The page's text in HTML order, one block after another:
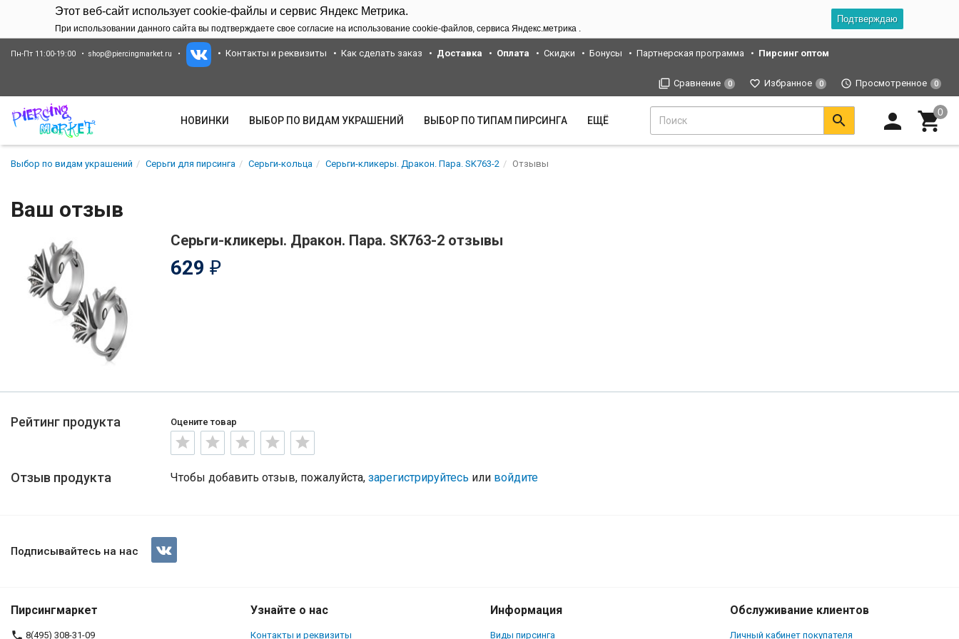
Этот веб-сайт использует cookie-файлы и сервис Яндекс Метрика.
При использовании данного сайта вы подтверждаете свое согласие на использование cookie-файлов, сервиса Яндекс.метрика .
Подтверждаю
Пн-Пт 11:00-19:00 shop@piercingmarket.ru Контакты и реквизиты Как сделать заказ Доставка Оплата Скидки Бонусы Партнерская программа Пирсинг оптом
Сравнение 0 Избранное 0 Просмотренное 0
НОВИНКИ ВЫБОР ПО ВИДАМ УКРАШЕНИЙ ВЫБОР ПО ТИПАМ ПИРСИНГА ЕЩЁ
Выбор по видам украшений Серьги для пирсинга Серьги-кольца Серьги-кликеры. Дракон. Пара. SK763-2 Отзывы
Ваш отзыв
Серьги-кликеры. Дракон. Пара. SK763-2 отзывы
629 ₽
Рейтинг продукта Оцените товар
Отзыв продукта Чтобы добавить отзыв, пожалуйста, зарегистрируйтесь или войдите
Подписывайтесь на нас
Пирсингмаркет
8(495) 308-31-09
Узнайте о нас
Контакты и реквизиты
Информация
Виды пирсинга
Обслуживание клиентов
Личный кабинет покупателя